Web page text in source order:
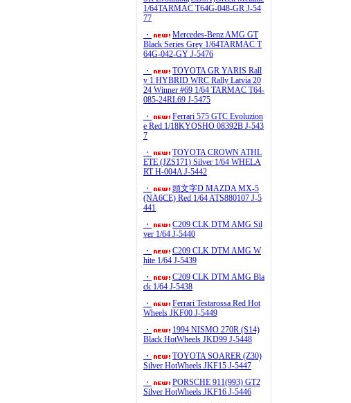
1/64TARMAC T64G-048-GR J-54
77
・
Mercedes-Benz AMG GT
Black Series Grey 1/64TARMAC T
64G-042-GY J-5476
・
TOYOTA GR YARIS Rall
y 1 HYBRID WRC Rally Latvia 20
24 Winner #69 1/64 TARMAC T64-
085-24RL69 J-5475
・
Ferrari 575 GTC Evoluzion
e Red 1/18KYOSHO 08392B J-543
7
・
TOYOTA CROWN ATHL
ETE (JZS171) Silver 1/64 WHELA
RT H-004A J-5442
・
頭文字D MAZDA MX-5
(NA6CE) Red 1/64 ATS880107 J-5
441
・
C209 CLK DTM AMG Sil
ver 1/64 J-5440
・
C209 CLK DTM AMG W
hite 1/64 J-5439
・
C209 CLK DTM AMG Bla
ck 1/64 J-5438
・
Ferrari Testarossa Red Hot
Wheels JKF00 J-5449
・
1994 NISMO 270R (S14)
Black HotWheels JKD99 J-5448
・
TOYOTA SOARER (Z30)
Silver HotWheels JKF15 J-5447
・
PORSCHE 911(993) GT2
Silver HotWheels JKF16 J-5446